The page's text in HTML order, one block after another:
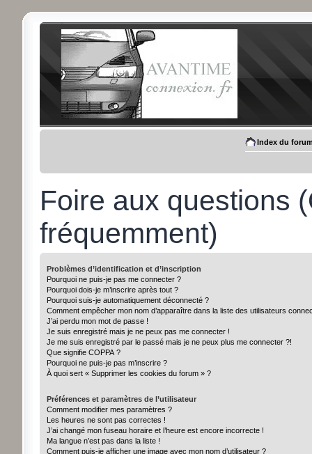
Index du
Foire aux questions
fréquemment)
Problèmes d’identification et d’inscription
Pourquoi ne puis-je pas me connecter ?
Pourquoi dois-je m’inscrire après tout ?
Pourquoi suis-je automatiquement déconnecté ?
Comment empêcher mon nom d’apparaître dans la liste des utilisateurs
J’ai perdu mon mot de passe !
Je suis enregistré mais je ne peux pas me connecter !
Je me suis enregistré par le passé mais je ne peux plus me connecter ?!
Que signifie COPPA ?
Pourquoi ne puis-je pas m’inscrire ?
À quoi sert « Supprimer les cookies du forum » ?
Préférences et paramètres de l’utilisateur
Comment modifier mes paramètres ?
Les heures ne sont pas correctes !
J’ai changé mon fuseau horaire et l’heure est encore incorrecte !
Ma langue n’est pas dans la liste !
Comment puis-je afficher une image avec mon nom d’utilisateur ?